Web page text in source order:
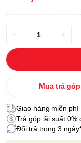
Mua trả góp
Giao hàng miễn
Trả góp lãi suất 0%
Đổi trả trong 3